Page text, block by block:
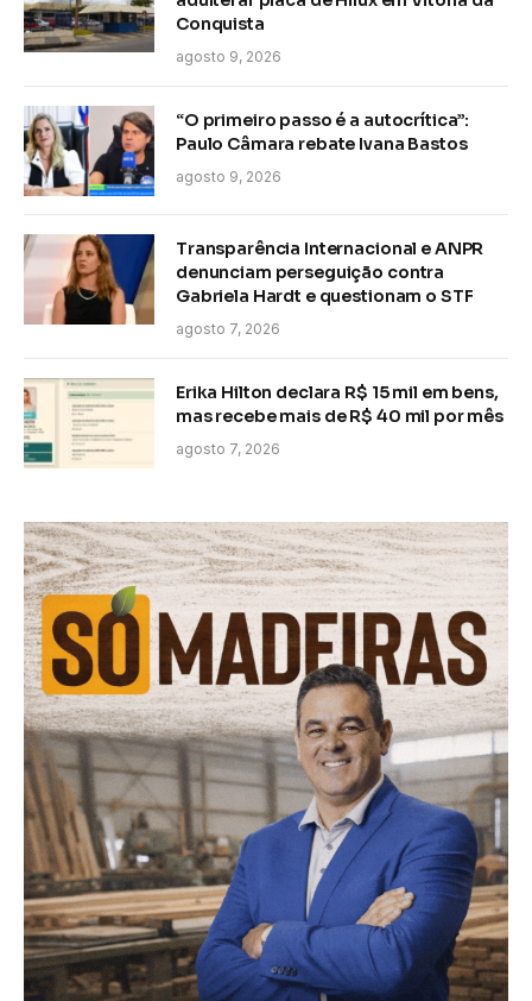
Conquista
agosto 9, 2026
“O primeiro passo é a autocrítica”:
Paulo Câmara rebate Ivana Bastos
agosto 9, 2026
Transparência Internacional e ANPR
denunciam perseguição contra
Gabriela Hardt e questionam o STF
agosto 7, 2026
Erika Hilton declara R$ 15 mil em bens,
mas recebe mais de R$ 40 mil por mês
agosto 7, 2026